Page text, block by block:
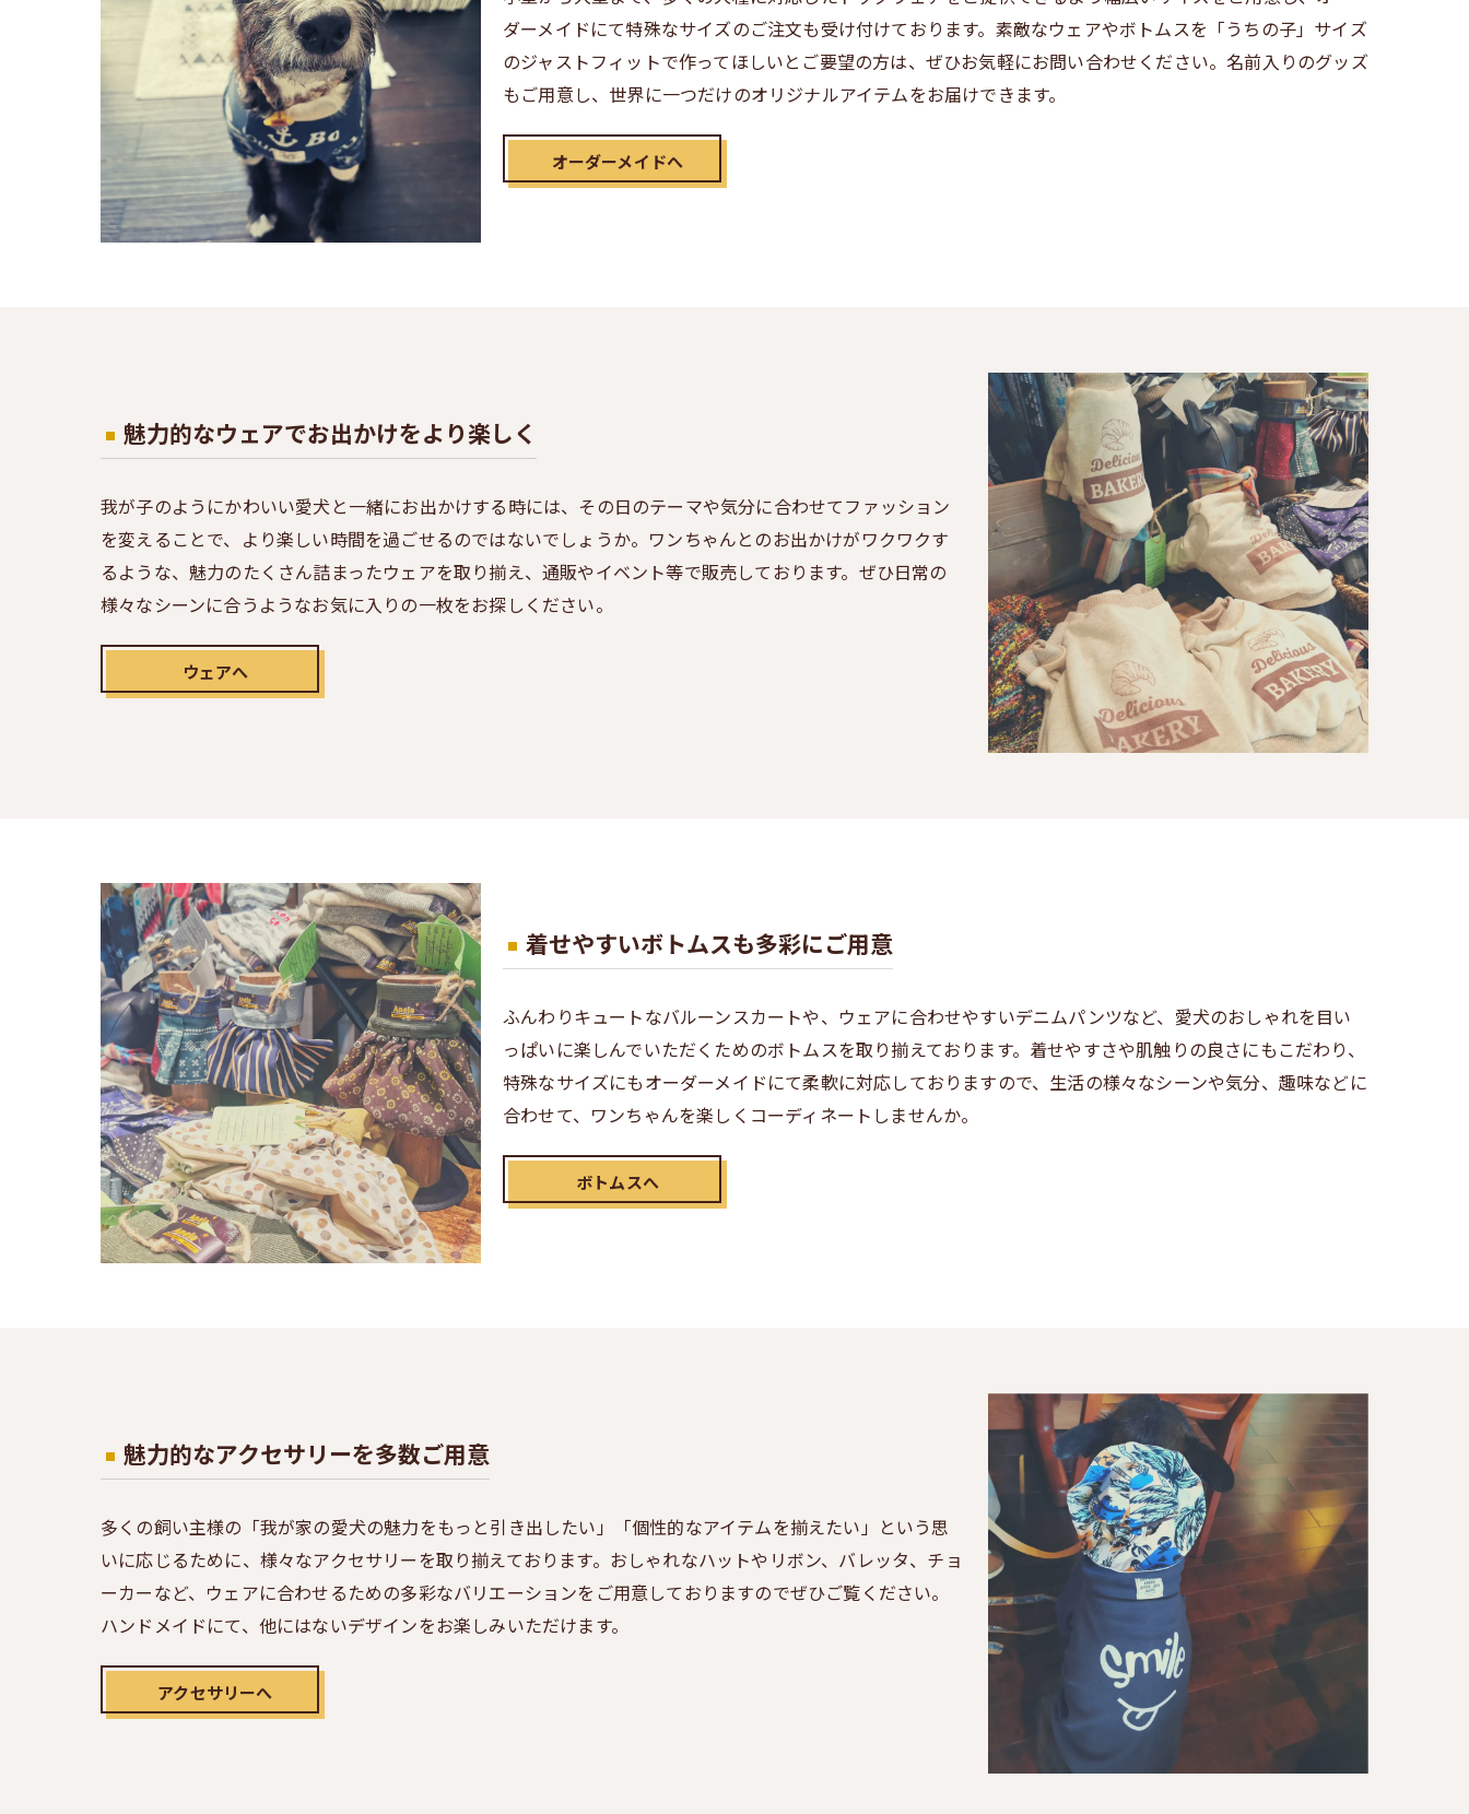
ダーメイドにて特殊なサイズのご注文も受け付けております。素敵なウェアやボトムスを「うちの子」サイズ
のジャストフィットで作ってほしいとご要望の方は、ぜひお気軽にお問い合わせください。名前入りのグッズ
もご用意し、世界に一つだけのオリジナルアイテムをお届けできます。
オーダーメイドへ
魅力的なウェアでお出かけをより楽しく
我が子のようにかわいい愛犬と一緒にお出かけする時には、その日のテーマや気分に合わせてファッション
を変えることで、より楽しい時間を過ごせるのではないでしょうか。ワンちゃんとのお出かけがワクワクす
るような、魅力のたくさん詰まったウェアを取り揃え、通販やイベント等で販売しております。ぜひ日常の
様々なシーンに合うようなお気に入りの一枚をお探しください。
ウェアへ
着せやすいボトムスも多彩にご用意
ふんわりキュートなバルーンスカートや、ウェアに合わせやすいデニムパンツなど、愛犬のおしゃれを目い
っぱいに楽しんでいただくためのボトムスを取り揃えております。着せやすさや肌触りの良さにもこだわり、
特殊なサイズにもオーダーメイドにて柔軟に対応しておりますので、生活の様々なシーンや気分、趣味などに
合わせて、ワンちゃんを楽しくコーディネートしませんか。
ボトムスへ
魅力的なアクセサリーを多数ご用意
多くの飼い主様の「我が家の愛犬の魅力をもっと引き出したい」「個性的なアイテムを揃えたい」という思
いに応じるために、様々なアクセサリーを取り揃えております。おしゃれなハットやリボン、バレッタ、チョ
ーカーなど、ウェアに合わせるための多彩なバリエーションをご用意しておりますのでぜひご覧ください。
ハンドメイドにて、他にはないデザインをお楽しみいただけます。
アクセサリーへ